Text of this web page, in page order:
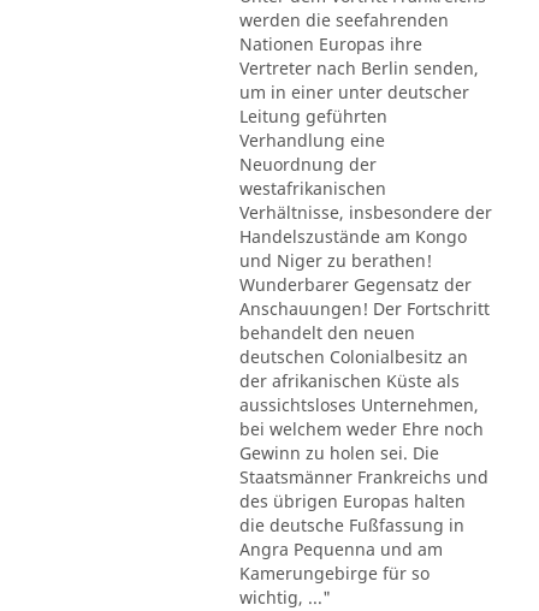
werden die seefahrenden
Nationen Europas ihre
Vertreter nach Berlin senden,
um in einer unter deutscher
Leitung geführten
Verhandlung eine
Neuordnung der
westafrikanischen
Verhältnisse, insbesondere der
Handelszustände am Kongo
und Niger zu berathen!
Wunderbarer Gegensatz der
Anschauungen! Der Fortschritt
behandelt den neuen
deutschen Colonialbesitz an
der afrikanischen Küste als
aussichtsloses Unternehmen,
bei welchem weder Ehre noch
Gewinn zu holen sei. Die
Staatsmänner Frankreichs und
des übrigen Europas halten
die deutsche Fußfassung in
Angra Pequenna und am
Kamerungebirge für so
wichtig, ..."